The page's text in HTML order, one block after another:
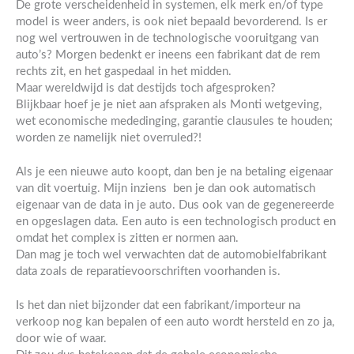
De grote verscheidenheid in systemen, elk merk en/of type
model is weer anders, is ook niet bepaald bevorderend. Is er
nog wel vertrouwen in de technologische vooruitgang van
auto’s? Morgen bedenkt er ineens een fabrikant dat de rem
rechts zit, en het gaspedaal in het midden.
Maar wereldwijd is dat destijds toch afgesproken?
Blijkbaar hoef je je niet aan afspraken als Monti wetgeving,
wet economische mededinging, garantie clausules te houden;
worden ze namelijk niet overruled?!
Als je een nieuwe auto koopt, dan ben je na betaling eigenaar
van dit voertuig. Mijn inziens ben je dan ook automatisch
eigenaar van de data in je auto. Dus ook van de gegenereerde
en opgeslagen data. Een auto is een technologisch product en
omdat het complex is zitten er normen aan.
Dan mag je toch wel verwachten dat de automobielfabrikant
data zoals de reparatievoorschriften voorhanden is.
Is het dan niet bijzonder dat een fabrikant/importeur na
verkoop nog kan bepalen of een auto wordt hersteld en zo ja,
door wie of waar.